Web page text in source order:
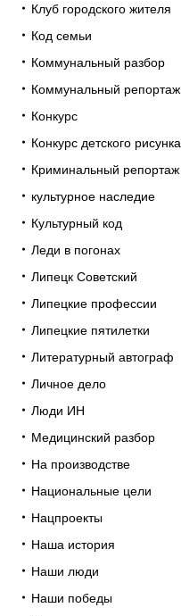
Клуб городского жителя
Код семьи
Коммунальный разбор
Коммунальный репортаж
Конкурс
Конкурс детского рисунка
Криминальный репортаж
культурное наследие
Культурный код
Леди в погонах
Липецк Советский
Липецкие профессии
Липецкие пятилетки
Литературный автограф
Личное дело
Люди ИН
Медицинский разбор
На производстве
Национальные цели
Нацпроекты
Наша история
Наши люди
Наши победы